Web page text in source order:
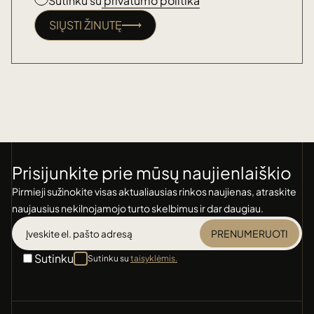
SIŲSTI ŽINUTĘ
Prisijunkite prie mūsų naujienlaiškio
Pirmieji sužinokite visas aktualiausias rinkos naujienas, atraskite
naujausius nekilnojamojo turto skelbimus ir dar daugiau.
PRENUMERUOTI
Sutinku Sutinku su taisyklėmis.